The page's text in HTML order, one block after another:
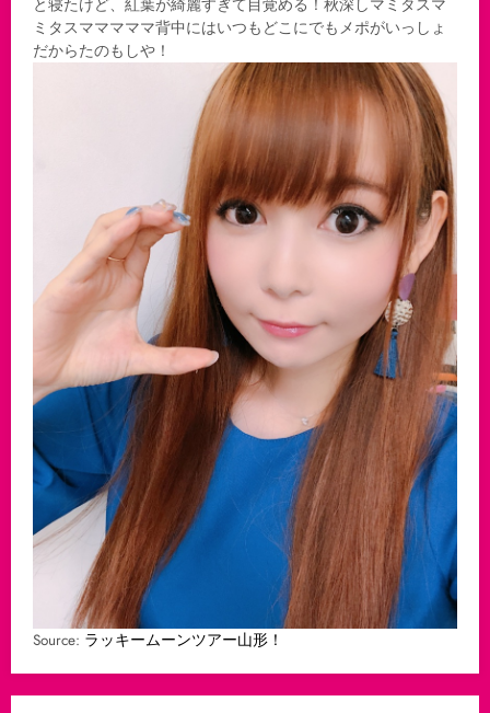
と寝たけど、紅葉が綺麗すぎて目覚める！秋深しマミタスマ
ミタスマママママ背中にはいつもどこにでもメポがいっしょ
だからたのもしや！
Source: ラッキームーンツアー山形！